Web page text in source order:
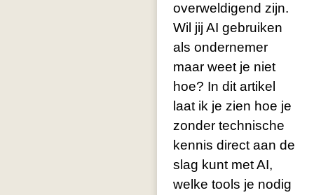
overweldigend zijn.
Wil jij AI gebruiken
als ondernemer
maar weet je niet
hoe? In dit artikel
laat ik je zien hoe je
zonder technische
kennis direct aan de
slag kunt met AI,
welke tools je nodig